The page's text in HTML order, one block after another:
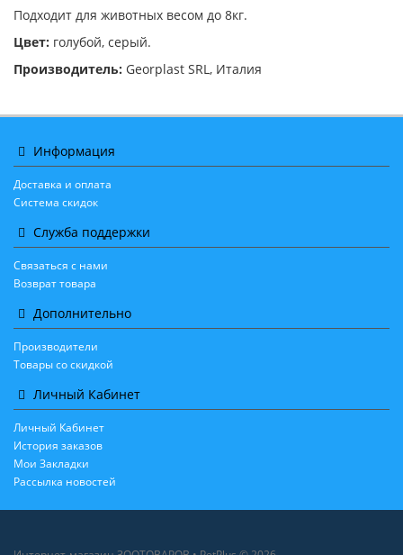
Подходит для животных весом до 8кг.
Цвет: голубой, серый.
Производитель: Georplast SRL, Италия
Информация
Доставка и оплата
Система скидок
Служба поддержки
Связаться с нами
Возврат товара
Дополнительно
Производители
Товары со скидкой
Личный Кабинет
Личный Кабинет
История заказов
Мои Закладки
Рассылка новостей